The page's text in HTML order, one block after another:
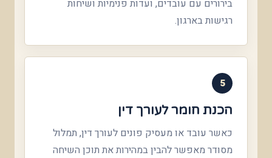
בירורים עם עובדים, ועדות פנימיות ושיחות
רגישות בארגון.
5
הכנת חומר לעורך דין
כאשר עובד או מעסיק פונים לעורך דין, תמלול
מסודר מאפשר להבין במהירות את תוכן השיחה